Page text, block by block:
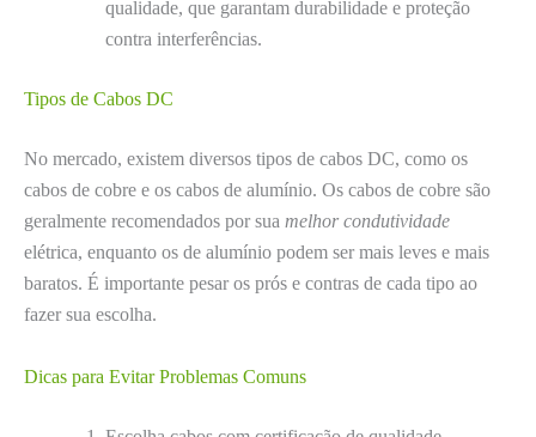
qualidade, que garantam durabilidade e proteção
contra interferências.
Tipos de Cabos DC
No mercado, existem diversos tipos de cabos DC, como os
cabos de cobre e os cabos de alumínio. Os cabos de cobre são
geralmente recomendados por sua melhor condutividade
elétrica, enquanto os de alumínio podem ser mais leves e mais
baratos. É importante pesar os prós e contras de cada tipo ao
fazer sua escolha.
Dicas para Evitar Problemas Comuns